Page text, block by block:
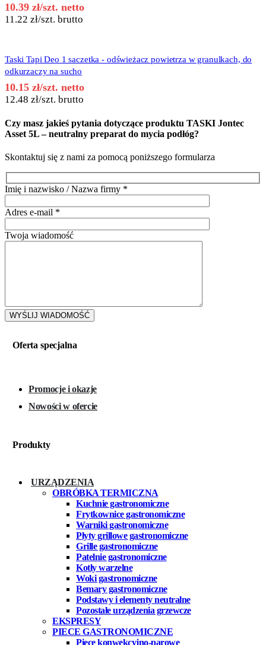
10.39 zł/szt. netto
11.22 zł/szt. brutto
Taski Tapi Deo 1 saczetka - odświeżacz powietrza w granulkach, do
odkurzaczy na sucho
10.15 zł/szt. netto
12.48 zł/szt. brutto
Czy masz jakieś pytania dotyczące produktu TASKI Jontec
Asset 5L – neutralny preparat do mycia podłóg?
Skontaktuj się z nami za pomocą poniższego formularza
Imię i nazwisko / Nazwa firmy *
Adres e-mail *
Twoja wiadomość
Oferta specjalna
Promocje i okazje
Nowości w ofercie
Produkty
URZĄDZENIA
OBRÓBKA TERMICZNA
Kuchnie gastronomiczne
Frytkownice gastronomiczne
Warniki gastronomiczne
Płyty grillowe gastronomiczne
Grille gastronomiczne
Patelnie gastronomiczne
Kotły warzelne
Woki gastronomiczne
Bemary gastronomiczne
Podstawy i elementy neutralne
Pozostałe urządzenia grzewcze
EKSPRESY
PIECE GASTRONOMICZNE
Piece konwekcyjno-parowe